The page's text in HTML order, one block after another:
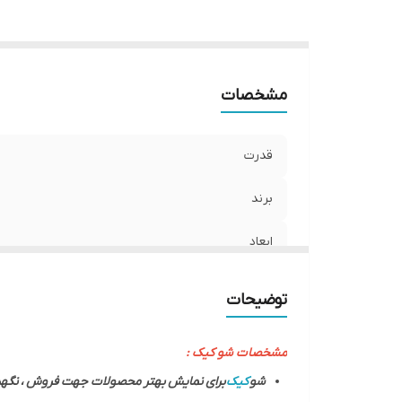
مشخصات
قدرت
برند
ابعاد
توضیحات
مشخصات شو کیک :
شوکیکبرای نمایش بهتر محصولات جهت فروش ،